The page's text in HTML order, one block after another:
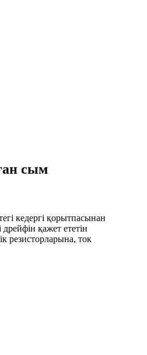
сым
кедергі қорытпасынан
қажет ететін
резисторларына, ток